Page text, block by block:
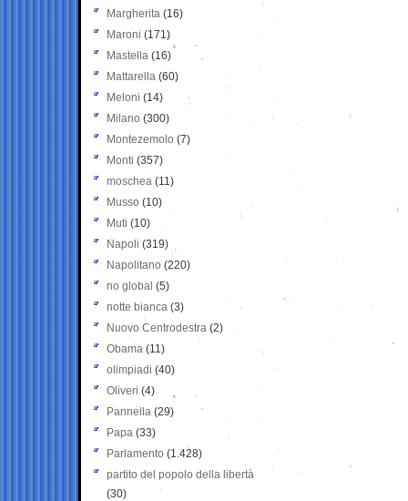
Margherita (16)
Maroni (171)
Mastella (16)
Mattarella (60)
Meloni (14)
Milano (300)
Montezemolo (7)
Monti (357)
moschea (11)
Musso (10)
Muti (10)
Napoli (319)
Napolitano (220)
no global (5)
notte bianca (3)
Nuovo Centrodestra (2)
Obama (11)
olimpiadi (40)
Oliveri (4)
Pannella (29)
Papa (33)
Parlamento (1.428)
partito del popolo della libertà
(30)